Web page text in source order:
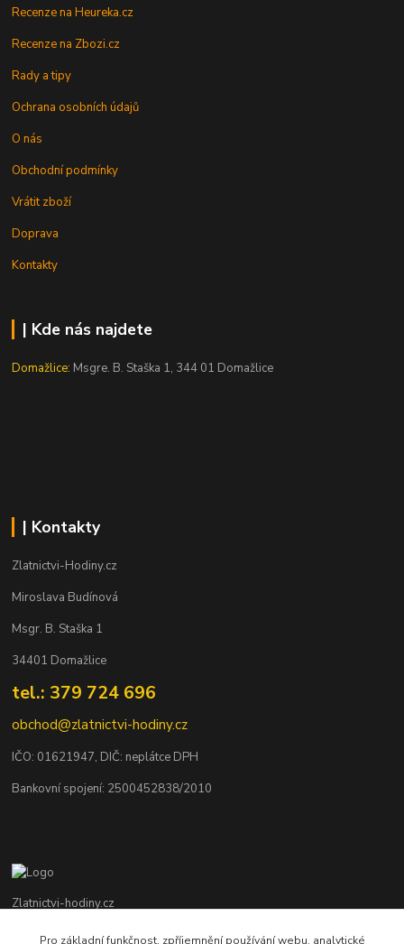
Recenze na Heureka.cz
Recenze na Zbozi.cz
Rady a tipy
Ochrana osobních údajů
O nás
Obchodní podmínky
Vrátit zboží
Doprava
Kontakty
| Kde nás najdete
Domažlice: Msgre. B. Staška 1, 344 01 Domažlice
| Kontakty
Zlatnictvi-Hodiny.cz
Miroslava Budínová
Msgr. B. Staška 1
34401 Domažlice
tel.: 379 724 696
obchod@zlatnictvi-hodiny.cz
IČO: 01621947, DIČ: neplátce DPH
Bankovní spojení: 2500452838/2010
Zlatnictvi-hodiny.cz
Pro základní funkčnost, zpříjemnění používání webu, analytické